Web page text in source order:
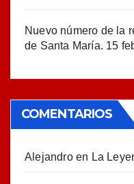
Nuevo número de la
de Santa María. 15
COMENTARIOS
Alejandroen La